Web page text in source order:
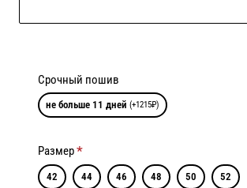
Срочный пошив
не больше 11 дней (+1215₽)
Размер
42 44 46 48 50 52